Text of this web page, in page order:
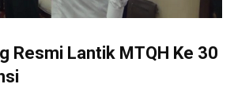
Resmi Lantik MTQH Ke 30